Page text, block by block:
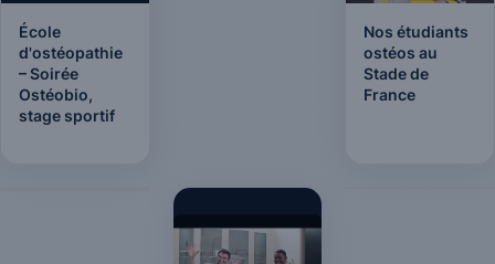
École
d'ostéopathie
– Soirée
Ostéobio,
stage sportif
Nos étudiants
ostéos au
Stade de
France